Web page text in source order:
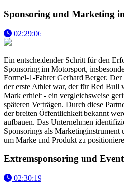
Sponsoring und Marketing
02:29:06
Ein entscheidender Schritt für den
Sponsoring im Motorsport,
Formel-1-Fahrer Gerhard Berger. Der
der erste Athlet war, der für Red Bull
Mark erhielt - ein vergleichsweise
späteren Verträgen. Durch diese
der breiten Öffentlichkeit bekannt
aufbauen. Das Unternehmen
Sponsorings als Marketinginstrument
um Marke und Produkt zu
Extremsponsoring und
02:30:19